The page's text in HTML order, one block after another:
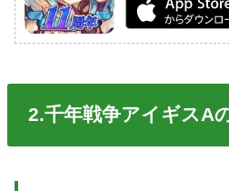
2.千年戦争アイギスA